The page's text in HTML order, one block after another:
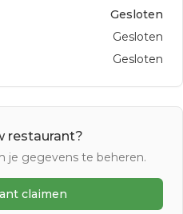
Gesloten
Gesloten
Gesloten
restaurant?
je gegevens te beheren.
claimen